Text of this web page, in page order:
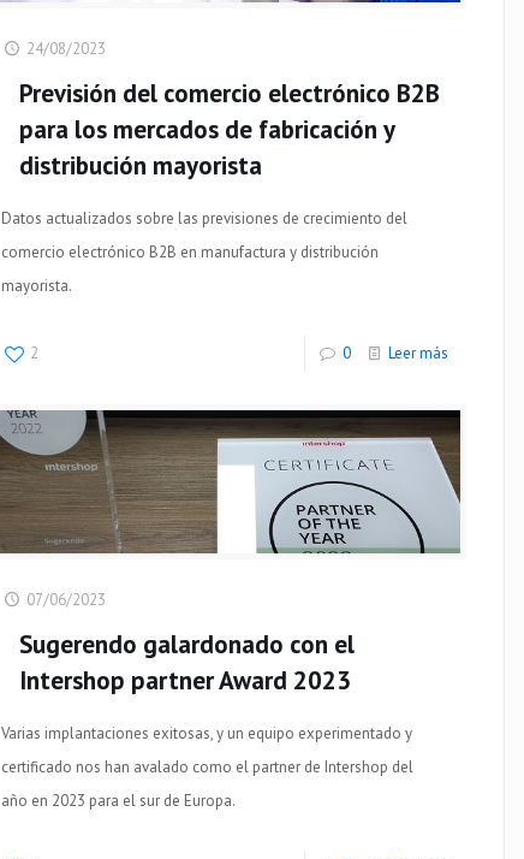
24/08/2023
Previsión del comercio electrónico B2B
para los mercados de fabricación y
distribución mayorista
Datos actualizados sobre las previsiones de crecimiento del
comercio electrónico B2B en manufactura y distribución
mayorista.
2 0 Leer más
07/06/2023
Sugerendo galardonado con el
Intershop partner Award 2023
Varias implantaciones exitosas, y un equipo experimentado y
certificado nos han avalado como el partner de Intershop del
año en 2023 para el sur de Europa.